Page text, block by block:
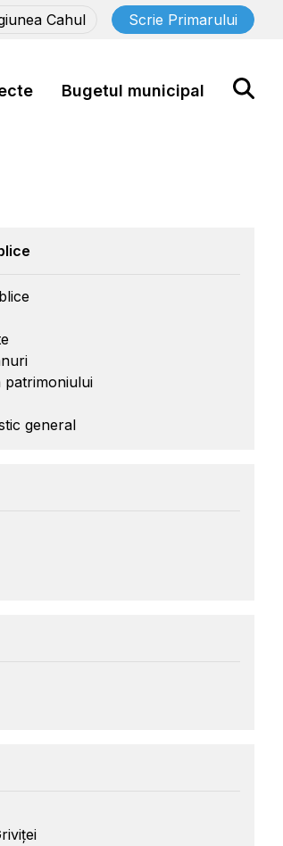
Cahul Scrie Primarului
Bugetul municipal
patrimoniului
general